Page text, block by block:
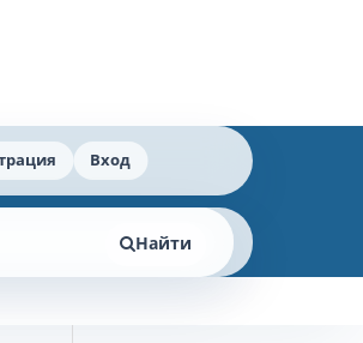
Вход
Найти